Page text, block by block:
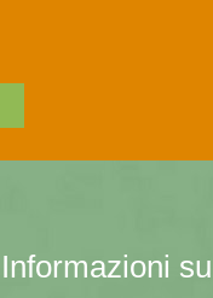
Informazioni